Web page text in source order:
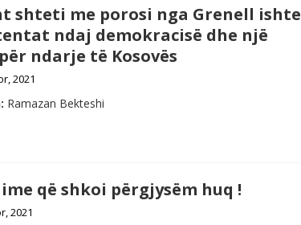
shteti me porosi nga Grenell ishte
ndaj demokracisë dhe një
ndarje të Kosovës
2021
Ramazan Bekteshi
që shkoi përgjysëm huq !
2021